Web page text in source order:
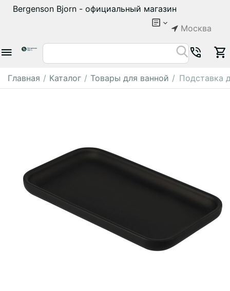
Bergenson Bjorn - официальный магазин
Москва
Главная / Каталог / Товары для ванной / Подставка